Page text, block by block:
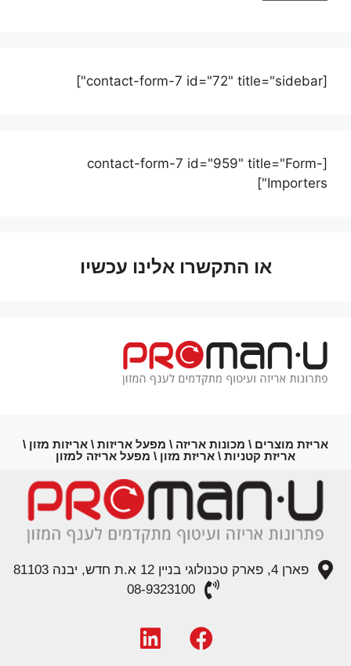
[contact-form-7 id="72" title="sidebar"]
[contact-form-7 id="959" title="Form-
Importers"]
או התקשרו אלינו עכשיו
אריזת מוצרים \ מכונות אריזה \ מפעל אריזות \ אריזות מזון \
אריזת קטניות \ אריזת מזון \ מפעל אריזה למזון
פארן 4, פארק טכנולוגי בניין 12 א.ת חדש, יבנה 81103
08-9323100